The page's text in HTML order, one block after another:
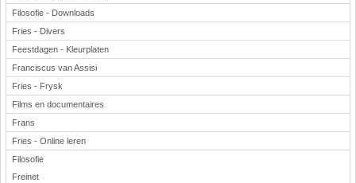
Filosofie - Downloads
Fries - Divers
Feestdagen - Kleurplaten
Franciscus van Assisi
Fries - Frysk
Films en documentaires
Frans
Fries - Online leren
Filosofie
Freinet